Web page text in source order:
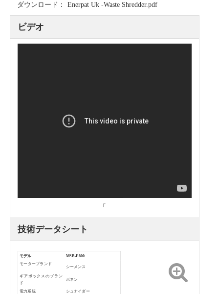
ダウンロード： Enerpat Uk -Waste Shredder.pdf
ビデオ
「
技術データシート
モデル
MSB-E800
モーターブランド
シーメンス
ギアボックスのブラン
ド
ボネン
電力系統 シュナイダー